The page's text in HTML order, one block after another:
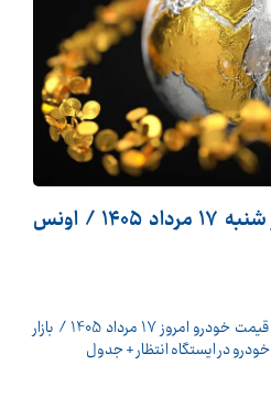
قیمت طلای جهانی امروز شنبه ۱۷ مرداد ۱۴۰۵ / اونس
قیمت خودرو امروز 17 مرداد 1405 / بازار
خودرو در ایستگاه انتظار + جدول